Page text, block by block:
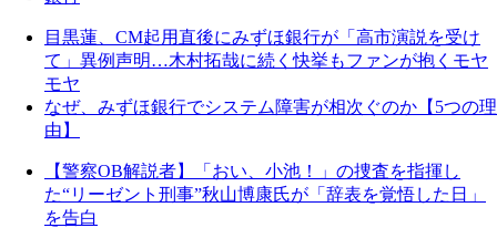
目黒蓮、CM起用直後にみずほ銀行が「高市演説を受け
て」異例声明…木村拓哉に続く快挙もファンが抱くモヤ
モヤ
なぜ、みずほ銀行でシステム障害が相次ぐのか【5つの理
由】
【警察OB解説者】「おい、小池！」の捜査を指揮し
た“リーゼント刑事”秋山博康氏が「辞表を覚悟した日」
を告白